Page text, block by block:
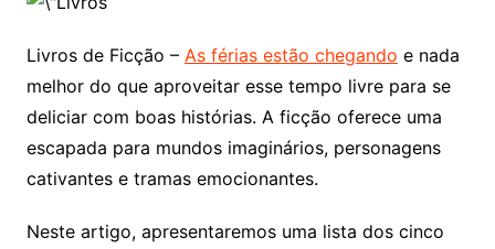
Livros de Ficção – As férias estão chegando e nada
melhor do que aproveitar esse tempo livre para se
deliciar com boas histórias. A ficção oferece uma
escapada para mundos imaginários, personagens
cativantes e tramas emocionantes.
Neste artigo, apresentaremos uma lista dos cinco